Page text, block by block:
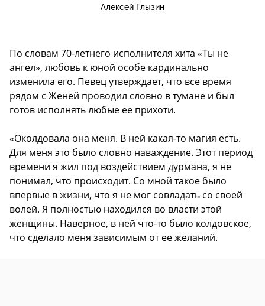
Алексей Глызин
По словам 70-летнего исполнителя хита «Ты не
ангел», любовь к юной особе кардинально
изменила его. Певец утверждает, что все время
рядом с Женей проводил словно в тумане и был
готов исполнять любые ее прихоти.
«Околдовала она меня. В ней какая-то магия есть.
Для меня это было словно наваждение. Этот период
времени я жил под воздействием дурмана, я не
понимал, что происходит. Со мной такое было
впервые в жизни, что я не мог совладать со своей
волей. Я полностью находился во власти этой
женщины. Наверное, в ней что-то было колдовское,
что сделало меня зависимым от ее желаний.